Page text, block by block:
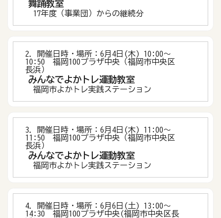
舞踊教室
17年度（事業団）からの継続分
2．開催日時・場所：6月4日(木) 10:00〜
10:50 福岡100プラザ中央（福岡市中央区
長浜）
みんなでよかトレ運動教室
福岡市よかトレ実践ステーション
3．開催日時・場所：6月4日(木) 11:00〜
11:50 福岡100プラザ中央（福岡市中央区
長浜）
みんなでよかトレ運動教室
福岡市よかトレ実践ステーション
4．開催日時・場所：6月6日(土) 13:00〜
14:30 福岡100プラザ中央(福岡市中央区長